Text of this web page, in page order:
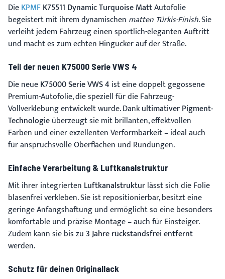
DieKPMFK75511 Dynamic Turquoise MattAutofolie
begeistert mit ihrem dynamischen matten Türkis-Finish. Sie
verleiht jedem Fahrzeug einen sportlich-eleganten Auftritt
und macht es zum echten Hingucker auf der Straße.
Teil der neuen K75000 Serie VWS 4
Die neueK75000 Serie VWS 4ist eine doppelt gegossene
Premium-Autofolie, die speziell für die Fahrzeug-
Vollverklebung entwickelt wurde. Dankultimativer Pigment-
Technologieüberzeugt sie mit brillanten, effektvollen
Farben und einer exzellenten Verformbarkeit – ideal auch
für anspruchsvolle Oberflächen und Rundungen.
Einfache Verarbeitung & Luftkanalstruktur
Mit ihrer integrierten Luftkanalstrukturlässt sich die Folie
blasenfrei verkleben. Sie ist repositionierbar, besitzt eine
geringe Anfangshaftung und ermöglicht so eine besonders
komfortable und präzise Montage – auch für Einsteiger.
Zudem kann sie bis zu3 Jahre rückstandsfrei entfernt
werden.
Schutz für deinen Originallack